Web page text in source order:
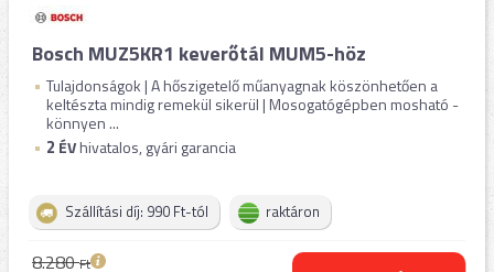
Bosch MUZ5KR1 keverőtál MUM5-höz
Tulajdonságok | A hőszigetelő műanyagnak köszönhetően a
keltészta mindig remekül sikerül | Mosogatógépben mosható -
könnyen ...
2 ÉVhivatalos, gyári garancia
Szállítási díj: 990 Ft-tól raktáron
8.280Ft